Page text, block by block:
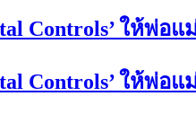
Controls’ ให้พ่
Controls’ ให้พ่